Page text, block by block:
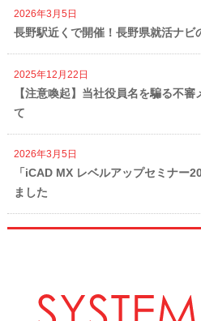
2026年3月5日
長野駅近くで開催！長野県就活ナビ
2025年12月22日
【注意喚起】当社役員名を騙る不
て
2026年3月5日
「iCAD MX レベルアップセミナー
ました